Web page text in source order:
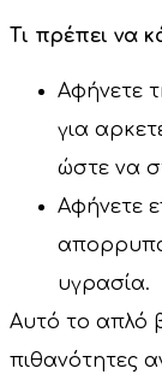
Τι πρέπει να
Αφήνετε
για
ώστε να
Αφήνετε
υγρασία.
Αυτό το απλό
πιθανότητες